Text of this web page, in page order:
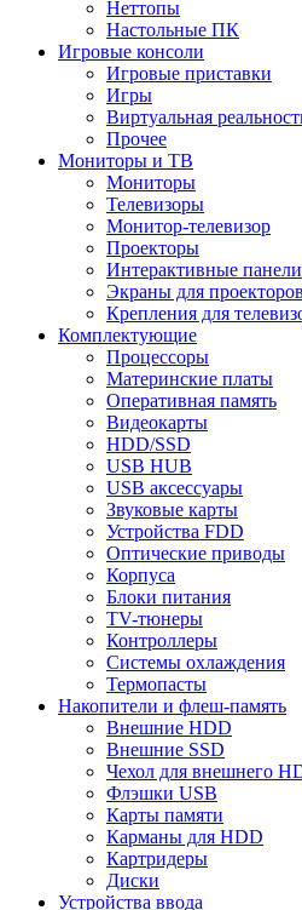
Неттопы
Настольные ПК
Игровые консоли
Игровые приставки
Игры
Виртуальная
Прочее
Мониторы и ТВ
Мониторы
Телевизоры
Монитор-телевизор
Проекторы
Интерактивные панели
Экраны для проекторов
Крепления для
Комплектующие
Процессоры
Материнские платы
Оперативная память
Видеокарты
HDD/SSD
USB HUB
USB аксессуары
Звуковые карты
Устройства FDD
Оптические приводы
Корпуса
Блоки питания
TV-тюнеры
Контроллеры
Системы охлаждения
Термопасты
Накопители и флеш-память
Внешние HDD
Внешние SSD
Чехол для внешнего
Флэшки USB
Карты памяти
Карманы для HDD
Картридеры
Диски
Устройства ввода